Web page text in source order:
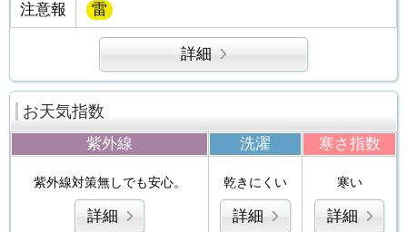
注意報 雷
詳細
お天気指数
紫外線 洗濯 寒さ指数
紫外線対策無しでも安心。
詳細
乾きにくい
詳細
寒い
詳細